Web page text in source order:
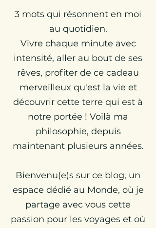
3 mots qui résonnent en moi
au quotidien.
Vivre chaque minute avec
intensité, aller au bout de ses
rêves, profiter de ce cadeau
merveilleux qu'est la vie et
découvrir cette terre qui est à
notre portée ! Voilà ma
philosophie, depuis
maintenant plusieurs années.
Bienvenu(e)s sur ce blog, un
espace dédié au Monde, où je
partage avec vous cette
passion pour les voyages et où